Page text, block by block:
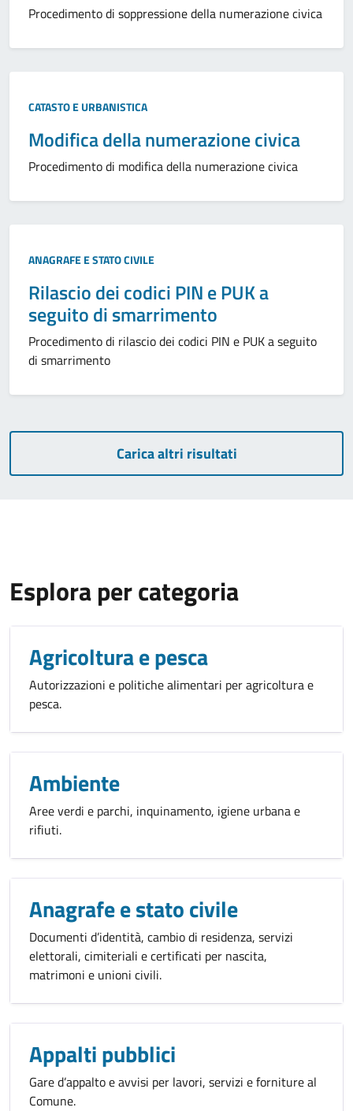
Procedimento di soppressione della numerazione civica
CATASTO E URBANISTICA
Modifica della numerazione civica
Procedimento di modifica della numerazione civica
ANAGRAFE E STATO CIVILE
Rilascio dei codici PIN e PUK a
seguito di smarrimento
Procedimento di rilascio dei codici PIN e PUK a seguito
di smarrimento
Carica altri risultati
Esplora per categoria
Agricoltura e pesca
Autorizzazioni e politiche alimentari per agricoltura e
pesca.
Ambiente
Aree verdi e parchi, inquinamento, igiene urbana e
rifiuti.
Anagrafe e stato civile
Documenti d’identità, cambio di residenza, servizi
elettorali, cimiteriali e certificati per nascita,
matrimoni e unioni civili.
Appalti pubblici
Gare d’appalto e avvisi per lavori, servizi e forniture al
Comune.